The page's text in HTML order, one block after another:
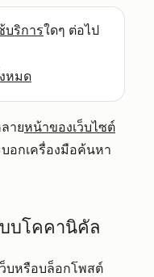
บริการใดๆ ต่อไป
หมด
ายหน้าของเว็บไซต์
อกเครื่องมือค้นหา
บโคคานิคัล
บหรือบล็อกโพสต์